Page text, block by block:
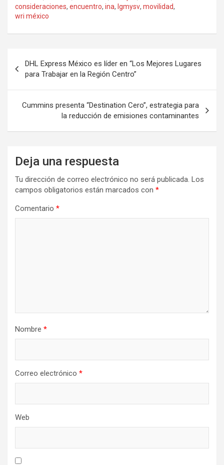
consideraciones, encuentro, ina, lgmysv, movilidad,
wri méxico
de
entradas
DHL Express México es líder en “Los Mejores Lugares
para Trabajar en la Región Centro”
Cummins presenta “Destination Cero”, estrategia para
la reducción de emisiones contaminantes
Deja una respuesta
Tu dirección de correo electrónico no será publicada. Los
campos obligatorios están marcados con *
Comentario *
Nombre *
Correo electrónico *
Web